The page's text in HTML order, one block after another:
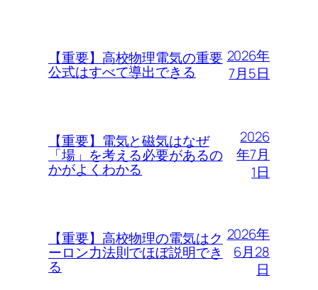
【重要】高校物理電気の重要
公式はすべて導出できる
2026年
7月5日
【重要】電気と磁気はなぜ
「場」を考える必要があるの
かがよくわかる
2026
年7月
1日
【重要】高校物理の電気はク
ーロン力法則でほぼ説明でき
る
2026年
6月28
日